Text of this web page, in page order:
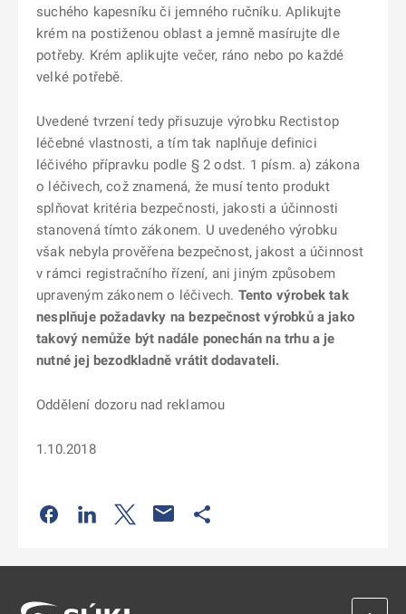
suchého kapesníku či jemného ručníku. Aplikujte
krém na postiženou oblast a jemně masírujte dle
potřeby. Krém aplikujte večer, ráno nebo po každé
velké potřebě.
Uvedené tvrzení tedy přisuzuje výrobku Rectistop
léčebné vlastnosti, a tím tak naplňuje definici
léčivého přípravku podle § 2 odst. 1 písm. a) zákona
o léčivech, což znamená, že musí tento produkt
splňovat kritéria bezpečnosti, jakosti a účinnosti
stanovená tímto zákonem. U uvedeného výrobku
však nebyla prověřena bezpečnost, jakost a účinnost
v rámci registračního řízení, ani jiným způsobem
upraveným zákonem o léčivech. Tento výrobek tak
nesplňuje požadavky na bezpečnost výrobků a jako
takový nemůže být nadále ponechán na trhu a je
nutné jej bezodkladně vrátit dodavateli.
Oddělení dozoru nad reklamou
1.10.2018
Odkaz se otevře na nové kartě
Odkaz se otevře na nové kartě
Odkaz se otevře na nové kartě